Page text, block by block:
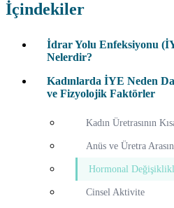
İçindekiler
İdrar Yolu Enfeksiyonu
Nelerdir?
Kadınlarda İYE Neden
ve Fizyolojik Faktörler
Kadın Üretrasının
Anüs ve Üretra
Hormonal
Cinsel Aktivite